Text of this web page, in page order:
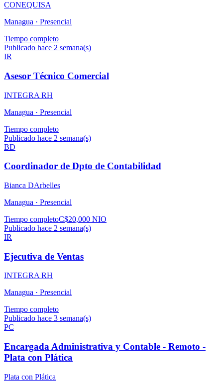
CONEQUISA
Managua · Presencial
Tiempo completo
Publicado hace 2 semana(s)
IR
Asesor Técnico Comercial
INTEGRA RH
Managua · Presencial
Tiempo completo
Publicado hace 2 semana(s)
BD
Coordinador de Dpto de Contabilidad
Bianca DArbelles
Managua · Presencial
Tiempo completoC$20,000 NIO
Publicado hace 2 semana(s)
IR
Ejecutiva de Ventas
INTEGRA RH
Managua · Presencial
Tiempo completo
Publicado hace 3 semana(s)
PC
Encargada Administrativa y Contable - Remoto -
Plata con Plática
Plata con Plática